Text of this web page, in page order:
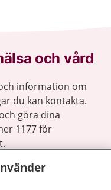
och vård
information om
du kan kontakta.
göra dina
1177 för